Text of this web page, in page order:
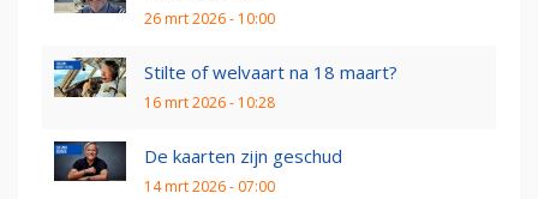
26 mrt 2026 - 10:00
Stilte of welvaart na 18 maart?
16 mrt 2026 - 10:28
De kaarten zijn geschud
14 mrt 2026 - 07:00